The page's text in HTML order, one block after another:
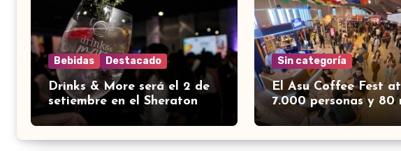
Bebidas Destacado
Drinks & More será el 2 de
setiembre en el Sheraton
Sin categoría
El Asu Coffee Fest
7.000 personas y 80